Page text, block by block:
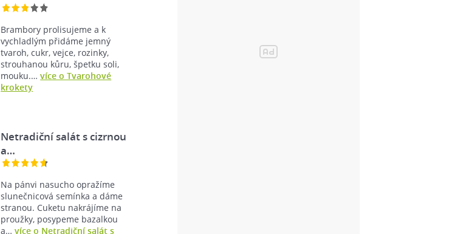
Brambory prolisujeme a k
vychladlým přidáme jemný
tvaroh, cukr, vejce, rozinky,
strouhanou kůru, špetku soli,
mouku.…více o Tvarohové
krokety
Netradiční salát s cizrnou
a…
Na pánvi nasucho opražíme
slunečnicová semínka a dáme
stranou. Cuketu nakrájíme na
proužky, posypeme bazalkou
a…více o Netradiční salát s